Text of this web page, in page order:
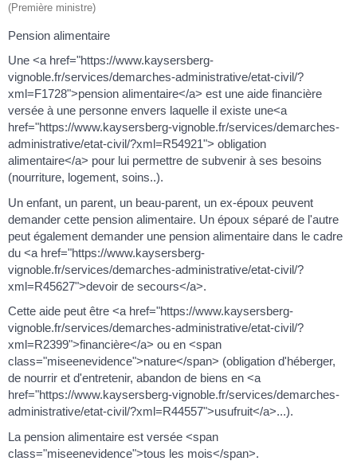
(Première ministre)
Pension alimentaire
Une <a href="https://www.kaysersberg-
vignoble.fr/services/demarches-administrative/etat-civil/?
xml=F1728">pension alimentaire</a> est une aide financière
versée à une personne envers laquelle il existe une<a
href="https://www.kaysersberg-vignoble.fr/services/demarches-
administrative/etat-civil/?xml=R54921"> obligation
alimentaire</a> pour lui permettre de subvenir à ses besoins
(nourriture, logement, soins..).
Un enfant, un parent, un beau-parent, un ex-époux peuvent
demander cette pension alimentaire. Un époux séparé de l'autre
peut également demander une pension alimentaire dans le cadre
du <a href="https://www.kaysersberg-
vignoble.fr/services/demarches-administrative/etat-civil/?
xml=R45627">devoir de secours</a>.
Cette aide peut être <a href="https://www.kaysersberg-
vignoble.fr/services/demarches-administrative/etat-civil/?
xml=R2399">financière</a> ou en <span
class="miseenevidence">nature</span> (obligation d'héberger,
de nourrir et d'entretenir, abandon de biens en <a
href="https://www.kaysersberg-vignoble.fr/services/demarches-
administrative/etat-civil/?xml=R44557">usufruit</a>...).
La pension alimentaire est versée <span
class="miseenevidence">tous les mois</span>.